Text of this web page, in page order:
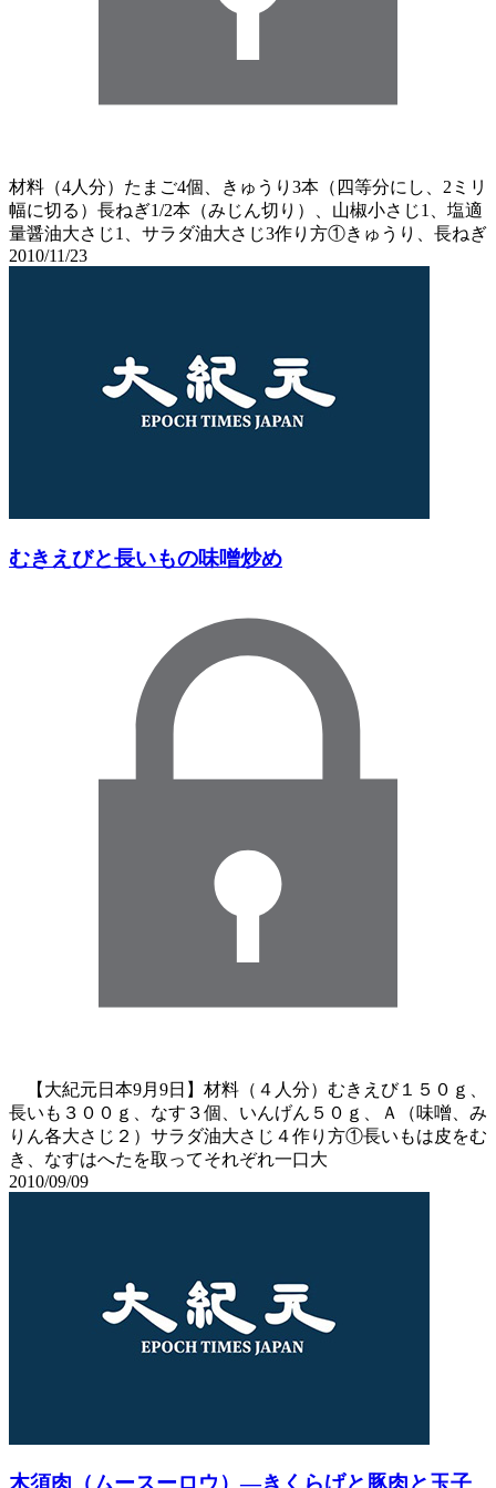
材料（4人分）たまご4個、きゅうり3本（四等分にし、2ミリ
幅に切る）長ねぎ1/2本（みじん切り）、山椒小さじ1、塩適
量醤油大さじ1、サラダ油大さじ3作り方①きゅうり、長ねぎ
2010/11/23
むきえびと長いもの味噌炒め
【大紀元日本9月9日】材料（４人分）むきえび１５０ｇ、
長いも３００ｇ、なす３個、いんげん５０ｇ、Ａ（味噌、み
りん各大さじ２）サラダ油大さじ４作り方①長いもは皮をむ
き、なすはへたを取ってそれぞれ一口大
2010/09/09
木須肉（ムースーロウ）―きくらげと豚肉と玉子